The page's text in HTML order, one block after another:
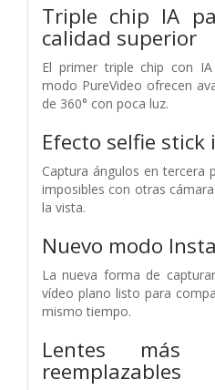
Triple chip IA
calidad superior
El primer triple chip con
modo PureVideo ofrecen
de 360° con poca luz.
Efecto selfie stick
Captura ángulos en tercera
imposibles con otras
la vista.
Nuevo modo
La nueva forma de
vídeo plano listo para
mismo tiempo.
Lentes más
reemplazables